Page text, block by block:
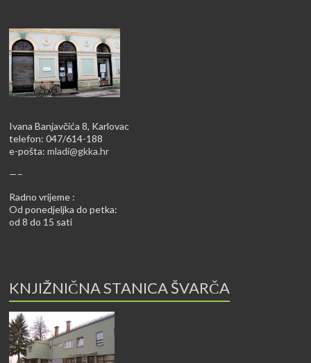
Ivana Banjavčića 8, Karlovac
telefon: 047/614-188
e-pošta:mladi@gkka.hr
—–
Radno vrijeme :
Od ponedjeljka do petka:
od 8 do 15 sati
KNJIŽNIČNA STANICA ŠVARČA